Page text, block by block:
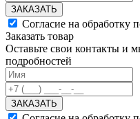
ЗАКАЗАТЬ
Согласие на обработку
Заказать товар
Оставьте свои контакты и
подробностей
ЗАКАЗАТЬ